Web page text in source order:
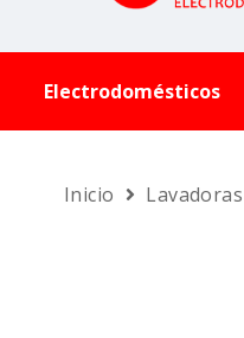
Electrodomésticos
Inicio  Lavadoras